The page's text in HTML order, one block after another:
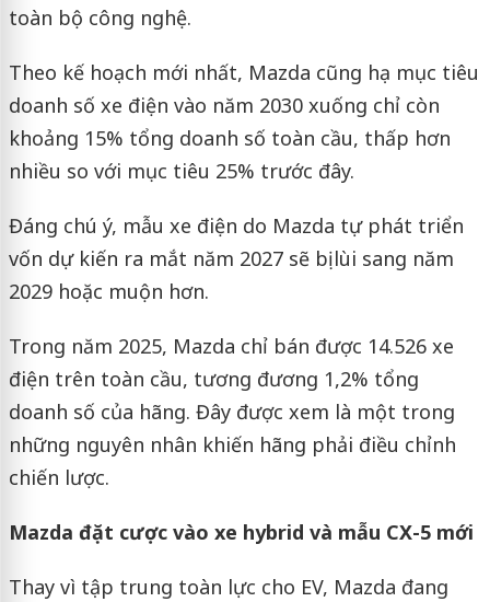
toàn bộ công nghệ.
Theo kế hoạch mới nhất, Mazda cũng hạ mục tiêu
doanh số xe điện vào năm 2030 xuống chỉ còn
khoảng 15% tổng doanh số toàn cầu, thấp hơn
nhiều so với mục tiêu 25% trước đây.
Đáng chú ý, mẫu xe điện do Mazda tự phát triển
vốn dự kiến ra mắt năm 2027 sẽ bị lùi sang năm
2029 hoặc muộn hơn.
Trong năm 2025, Mazda chỉ bán được 14.526 xe
điện trên toàn cầu, tương đương 1,2% tổng
doanh số của hãng. Đây được xem là một trong
những nguyên nhân khiến hãng phải điều chỉnh
chiến lược.
Mazda đặt cược vào xe hybrid và mẫu CX-5 mới
Thay vì tập trung toàn lực cho EV, Mazda đang